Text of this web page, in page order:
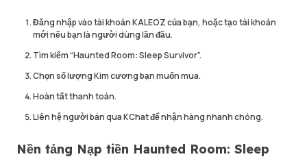
Đăng nhập vào tài khoản KALEOZ của bạn, hoặc tạo tài khoản
mới nếu bạn là người dùng lần đầu.
Tìm kiếm “Haunted Room: Sleep Survivor”.
Chọn số lượng Kim cương bạn muốn mua.
Hoàn tất thanh toán.
Liên hệ người bán qua KChat để nhận hàng nhanh chóng.
Nền tảng Nạp tiền Haunted Room: Sleep